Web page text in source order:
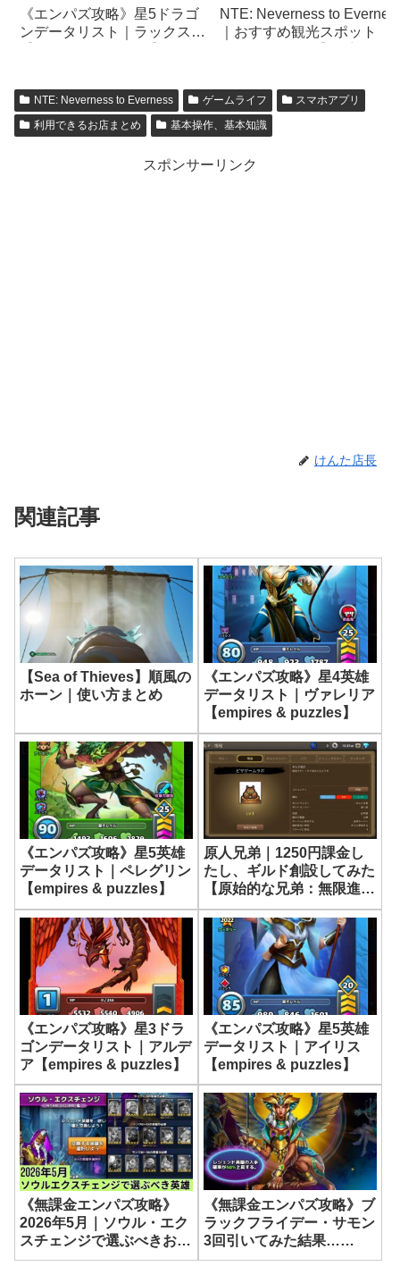
《エンパズ攻略》星5ドラゴ
ンデータリスト｜ラックス
NTE: Neverness to
｜おすすめ観光スポット【
NTE: Neverness to Everness ゲームライフ
スマホアプリ
利用できるお店まとめ
基本操作、基本知識
スポンサーリンク
けんた店長
関連記事
【Sea of Thieves】順風の
ホーン｜使い方まとめ
《エンパズ攻略》星4英雄
データリスト｜ヴァレリア
【empires & puzzles】
《エンパズ攻略》星5英雄
データリスト｜ペレグリン
【empires & puzzles】
原人兄弟｜1250円課金し
たし、ギルド創設してみた
【原始的な兄弟：無限進
化】
《エンパズ攻略》星3ドラ
ゴンデータリスト｜アルデ
ア【empires & puzzles】
《エンパズ攻略》星5英雄
データリスト｜アイリス
【empires & puzzles】
《無課金エンパズ攻略》
2026年5月｜ソウル・エク
スチェンジで選ぶべきおす
すめ星5英雄【empires &
《無課金エンパズ攻略》ブ
ラックフライデー・サモン
3回引いてみた結果…
【empires & puzzles】